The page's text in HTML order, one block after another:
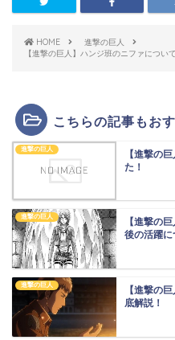
HOME
進撃の巨人
【進撃の巨人】ハンジ班のニファについ
こちらの記事もお
進撃の巨人
【進撃の
た！
進撃の巨人
【進撃の
後の活躍に
進撃の巨人
【進撃の
底解説！